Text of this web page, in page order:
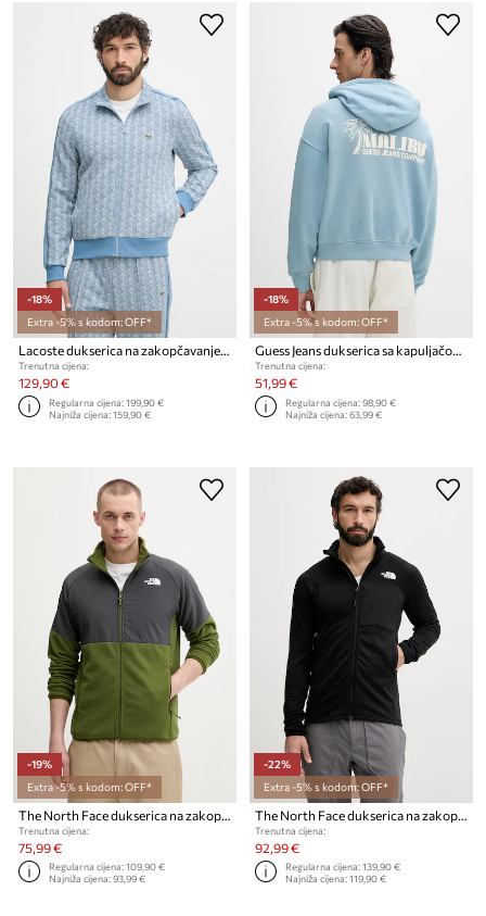
-18%
Extra -5% s kodom: OFF*
Lacoste dukserica na zakopčavanje za muškarce
Trenutna cijena:
129,90 €
Regularna cijena:199,90 €
Najniža cijena:159,90 €
-18%
Extra -5% s kodom: OFF*
Guess Jeans dukserica sa kapuljačom muška pamučna
Trenutna cijena:
51,99 €
Regularna cijena:98,90 €
Najniža cijena:63,99 €
-19%
Extra -5% s kodom: OFF*
Trenutna cijena:
75,99 €
Regularna cijena:109,90 €
Najniža cijena:93,99 €
-22%
Extra -5% s kodom: OFF*
Trenutna cijena:
92,99 €
Regularna cijena:139,90 €
Najniža cijena:119,90 €